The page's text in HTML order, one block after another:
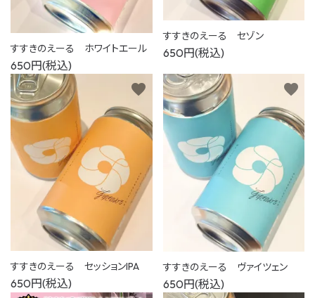
すすきのえーる ホワイトエール
650円(税込)
すすきのえーる セゾン
650円(税込)
すすきのえーる セッションIPA
650円(税込)
favorite
すすきのえーる ヴァイツェン
650円(税込)
favorite